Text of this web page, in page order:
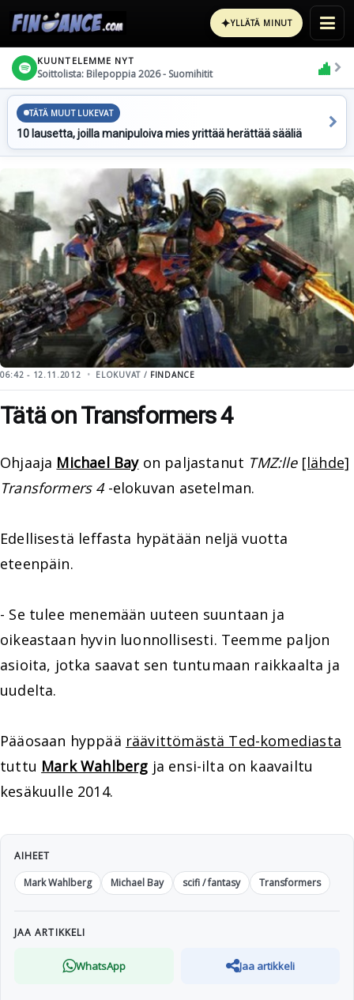
✦YLLÄTÄ MINUT
KUUNTELEMME NYT
Soittolista: Bilepoppia 2026 - Suomihitit
TÄTÄ MUUT LUKEVAT
10 lausetta, joilla manipuloiva mies yrittää herättää sääliä
06:42 - 12.11.2012 ELOKUVAT / FINDANCE
Tätä on Transformers 4
Ohjaaja Michael Bayon paljastanut TMZ:lle [lähde]
Transformers 4-elokuvan asetelman.
Edellisestä leffasta hypätään neljä vuotta
eteenpäin.
- Se tulee menemään uuteen suuntaan ja
oikeastaan hyvin luonnollisesti. Teemme paljon
asioita, jotka saavat sen tuntumaan raikkaalta ja
uudelta.
Pääosaan hyppää räävittömästä Ted-komediasta
tuttu Mark Wahlberg ja ensi-ilta on kaavailtu
kesäkuulle 2014.
AIHEET
Mark Wahlberg
Michael Bay scifi / fantasy Transformers
JAA ARTIKKELI
WhatsApp Jaa artikkeli